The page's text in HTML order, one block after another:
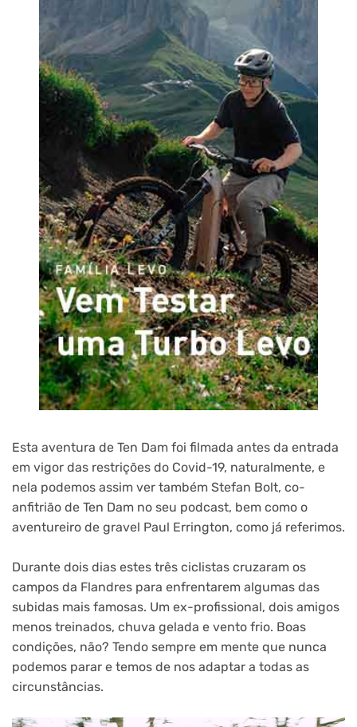
Esta aventura de Ten Dam foi filmada antes da entrada
em vigor das restrições do Covid-19, naturalmente, e
nela podemos assim ver também Stefan Bolt, co-
anfitrião de Ten Dam no seu podcast, bem como o
aventureiro de gravel Paul Errington, como já referimos.
Durante dois dias estes três ciclistas cruzaram os
campos da Flandres para enfrentarem algumas das
subidas mais famosas. Um ex-profissional, dois amigos
menos treinados, chuva gelada e vento frio. Boas
condições, não? Tendo sempre em mente que nunca
podemos parar e temos de nos adaptar a todas as
circunstâncias.